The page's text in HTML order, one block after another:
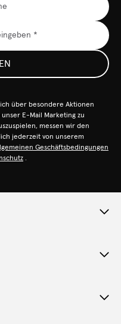
über besondere Aktionen
E-Mail Marketing zu
messen wir den
jederzeit von unserem
Geschäftsbedingungen
.